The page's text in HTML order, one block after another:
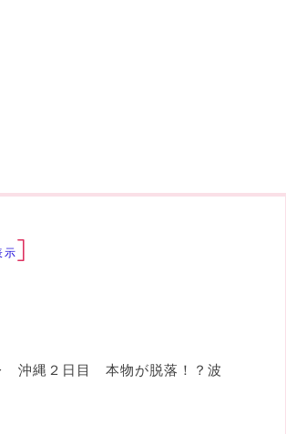
示]
沖縄２日目 本物が脱落！？波